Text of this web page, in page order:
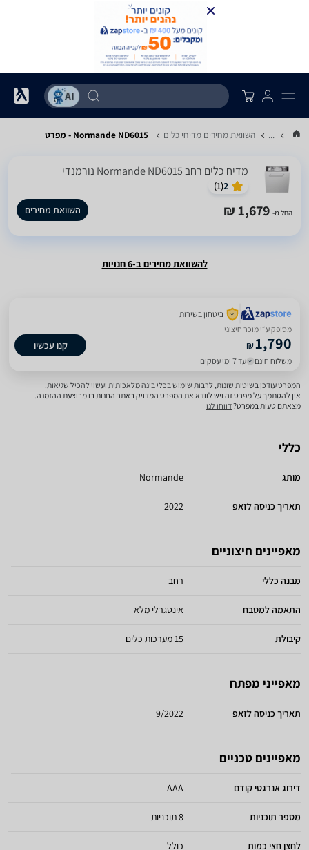
... השוואת מחירים מדיחי כלים Normande ND6015 - מפרט
מדיח כלים ‏רחב Normande ND6015 נורמנדי
2
(
1
)
החל מ- 1,679 ₪ השוואת מחירים
להשוואת מחירים ב-6 חנויות
ביטחון בשירות
מסופק ע״י מוכר חיצוני
₪1,790
משלוח חינם עד 7 ימי עסקים
קנו עכשיו
המפרט עודכן בשיטות שונות, לרבות שימוש בכלי בינה מלאכותית ועשוי להכיל שגיאות.
אין להסתמך על מפרט זה ויש לוודא את המפרט המדויק באתר החנות בו מבוצעת ההזמנה.
מצאתם טעות במפרט?דווחו לנו
כללי
מותג Normande
תאריך כניסה לזאפ 2022
מאפיינים חיצוניים
מבנה כללי רחב
התאמה למטבח אינטגרלי מלא
קיבולת 15 מערכות כלים
מאפייני מפתח
תאריך כניסה לזאפ 9/2022
מאפיינים טכניים
דירוג אנרגטי קודם AAA
מספר תוכניות 8 תוכניות
לחצן חצי כמות כולל